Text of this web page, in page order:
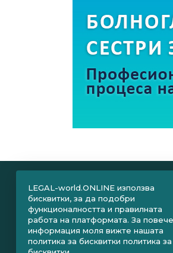
LEGAL-world.ONLINE използва
бисквитки, за да подобри
функционалността и правилната
работа на платформата. За повече
информация моля вижте нашата
политика за бисквитки политика за